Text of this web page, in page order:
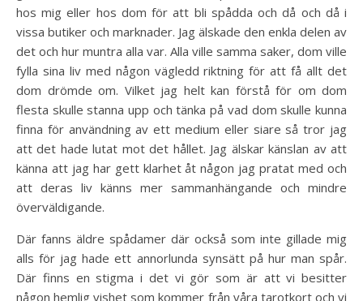
hos mig eller hos dom för att bli spådda och då och då i
vissa butiker och marknader. Jag älskade den enkla delen av
det och hur muntra alla var. Alla ville samma saker, dom ville
fylla sina liv med någon vägledd riktning för att få allt det
dom drömde om. Vilket jag helt kan förstå för om dom
flesta skulle stanna upp och tänka på vad dom skulle kunna
finna för användning av ett medium eller siare så tror jag
att det hade lutat mot det hållet. Jag älskar känslan av att
känna att jag har gett klarhet åt någon jag pratat med och
att deras liv känns mer sammanhängande och mindre
överväldigande.
Där fanns äldre spådamer där också som inte gillade mig
alls för jag hade ett annorlunda synsätt på hur man spår.
Där finns en stigma i det vi gör som är att vi besitter
någon hemlig vishet som kommer från våra tarotkort och vi